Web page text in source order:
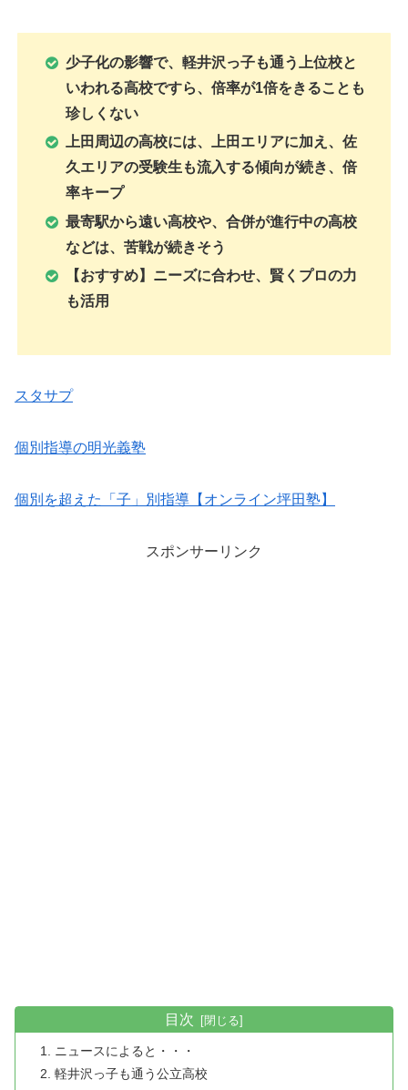
少子化の影響で、軽井沢っ子も通う上位校と
いわれる高校ですら、倍率が1倍をきることも
珍しくない
上田周辺の高校には、上田エリアに加え、佐
久エリアの受験生も流入する傾向が続き、倍
率キープ
最寄駅から遠い高校や、合併が進行中の高校
などは、苦戦が続きそう
【おすすめ】ニーズに合わせ、賢くプロの力
も活用
スタサプ
個別指導の明光義塾
個別を超えた「子」別指導【オンライン坪田塾】
スポンサーリンク
目次
ニュースによると・・・
軽井沢っ子も通う公立高校